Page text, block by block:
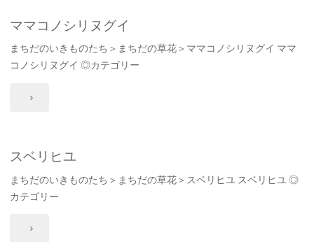
ヒ
キ"
ママコノシリヌグイ
まちだのいきものたち＞まちだの草花＞ママコノシリヌグイ ママ
コノシリヌグイ ◎カテゴリー
"マ
コ
ノ
スベリヒユ
まちだのいきものたち＞まちだの草花＞スベリヒユ スベリヒユ ◎
カテゴリー
"ス